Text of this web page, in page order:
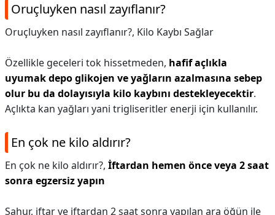
Oruçluyken nasıl zayıflanır?
Oruçluyken nasıl zayıflanır?, Kilo Kaybı Sağlar
Özellikle geceleri tok hissetmeden, hafif açlıkla
uyumak depo glikojen ve yağların azalmasına sebep
olur bu da dolayısıyla kilo kaybını destekleyecektir.
Açlıkta kan yağları yani trigliseritler enerji için kullanılır.
En çok ne kilo aldırır?
En çok ne kilo aldırır?, İftardan hemen önce veya 2 saat
sonra egzersiz yapın
Sahur, iftar ve iftardan 2 saat sonra yapılan ara öğün ile